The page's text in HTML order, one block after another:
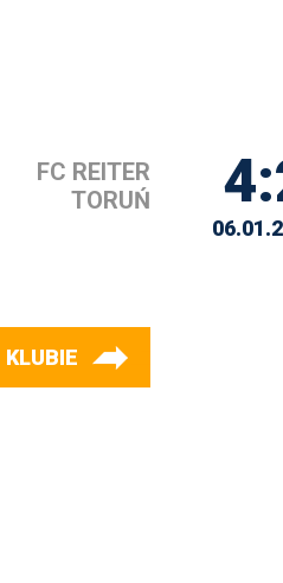
FC REITER
TORUŃ
KLUBIE